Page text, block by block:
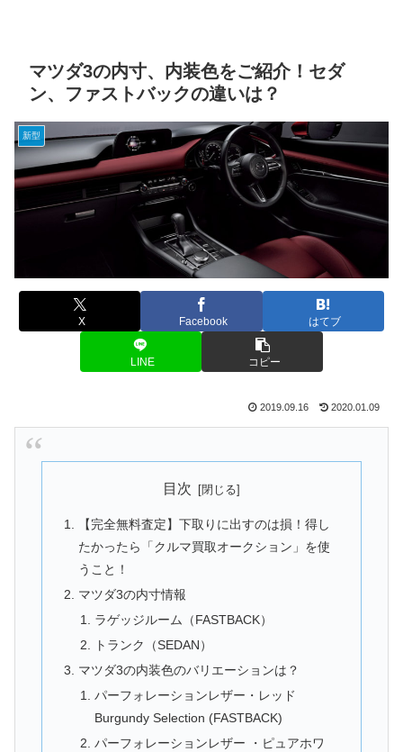
マツダ3の内寸、内装色をご紹介！セダ
ン、ファストバックの違いは？
新型
X Facebook はてブ
LINE コピー
2019.09.16 2020.01.09
目次
【完全無料査定】下取りに出すのは損！得し
たかったら「クルマ買取オークション」を使
うこと！
マツダ3の内寸情報
ラゲッジルーム（FASTBACK）
トランク（SEDAN）
マツダ3の内装色のバリエーションは？
パーフォレーションレザー・レッド
Burgundy Selection (FASTBACK)
パーフォレーションレザー ・ピュアホワ